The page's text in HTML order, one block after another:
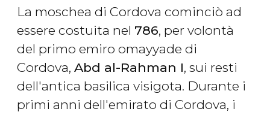
La moschea di Cordova cominciò ad
essere costuita nel 786, per volontà
del primo emiro omayyade di
Cordova, Abd al-Rahman I, sui resti
dell'antica basilica visigota. Durante i
primi anni dell'emirato di Cordova, i